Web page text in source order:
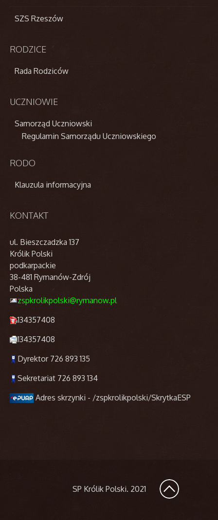
SZS Rzeszów
RODZICE
Rada Rodziców
UCZNIOWIE
Samorząd Uczniowski
Regulamin Samorządu Uczniowskiego
RODO
Klauzula informacyjna
KONTAKT
ul. Bieszczadzka 137
Królik Polski
podkarpackie
38-481 Rymanów-Zdrój
Polska
zspkrolikpolski@rymanow.pl
134357408
134357408
Dyrektor 726 893 135
Sekretariat 726 893 134
Adres skrzynki - /zspkrolikpolski/SkrytkaESP
SP Królik Polski. 2021